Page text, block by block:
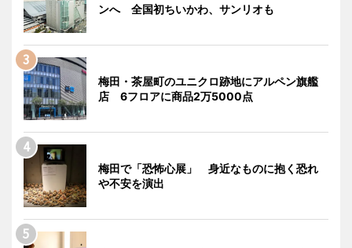
ンへ 全国初ちいかわ、サンリオも
梅田・茶屋町のユニクロ跡地にアルペン旗艦
店 6フロアに商品2万5000点
梅田で「恐怖心展」 身近なものに抱く恐れ
や不安を演出